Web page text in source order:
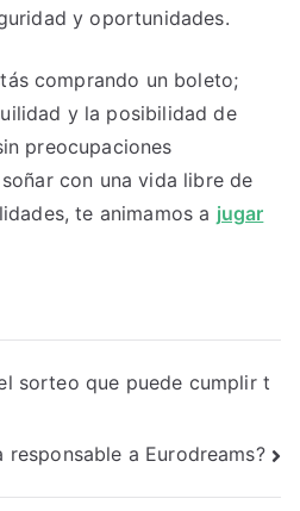
y oportunidades.
comprando un boleto;
y la posibilidad de
preocupaciones
con una vida libre de
te animamos a jugar
sorteo que puede cumplir t
a Eurodreams?